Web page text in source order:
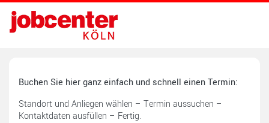
Buchen Sie hier ganz einfach und schnell einen Termin:
Standort und Anliegen wählen – Termin aussuchen –
Kontaktdaten ausfüllen – Fertig.